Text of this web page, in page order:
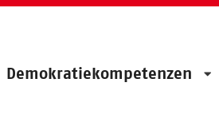
Demokratiekompetenzen